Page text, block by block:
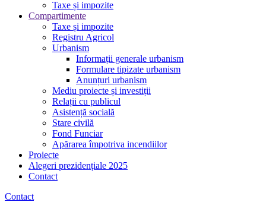
Taxe și impozite
Compartimente
Taxe și impozite
Registru Agricol
Urbanism
Informații generale urbanism
Formulare tipizate urbanism
Anunțuri urbanism
Mediu proiecte și investiții
Relații cu publicul
Asistență socială
Stare civilă
Fond Funciar
Apărarea împotriva incendiilor
Proiecte
Alegeri prezidențiale 2025
Contact
Contact